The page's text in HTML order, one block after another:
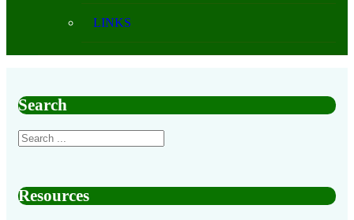
LINKS
Search
Resources